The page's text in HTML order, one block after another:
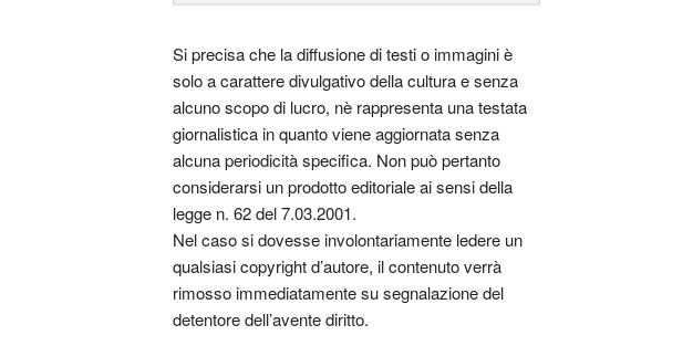
Si precisa che la diffusione di testi o immagini è
solo a carattere divulgativo della cultura e senza
alcuno scopo di lucro, nè rappresenta una testata
giornalistica in quanto viene aggiornata senza
alcuna periodicità specifica. Non può pertanto
considerarsi un prodotto editoriale ai sensi della
legge n. 62 del 7.03.2001.
Nel caso si dovesse involontariamente ledere un
qualsiasi copyright d’autore, il contenuto verrà
rimosso immediatamente su segnalazione del
detentore dell’avente diritto.